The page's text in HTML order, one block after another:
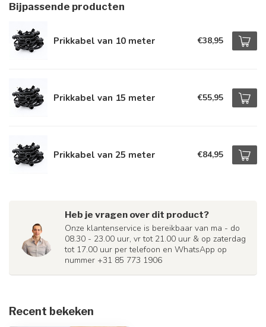
Bijpassende producten
Prikkabel van 10 meter €38,95
Prikkabel van 15 meter €55,95
Prikkabel van 25 meter €84,95
Heb je vragen over dit product?
Onze klantenservice is bereikbaar van ma - do
08.30 - 23.00 uur, vr tot 21.00 uur & op zaterdag
tot 17.00 uur per telefoon en WhatsApp op
nummer +31 85 773 1906
Recent bekeken